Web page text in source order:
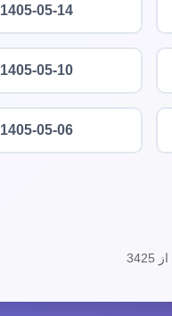
1405-05-14
1405-05-10
1405-05-06